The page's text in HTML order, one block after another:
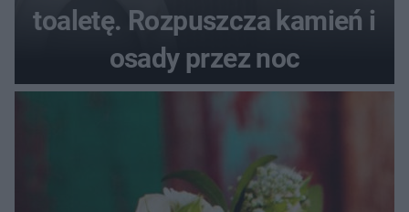
toaletę. Rozpuszcza kamień i
osady przez noc